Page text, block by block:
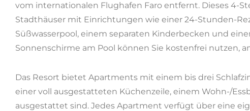
vom internationalen Flughafen Faro entfernt. Dieses 4-
Stadthäuser mit Einrichtungen wie einer 24-Stunden-
Süßwasserpool, einem separaten Kinderbecken und
Sonnenschirme am Pool können Sie kostenfrei nutzen,
Das Resort bietet Apartments mit einem bis drei
einer voll ausgestatteten Küchenzeile, einem Wohn-/
ausgestattet sind. Jedes Apartment verfügt über eine